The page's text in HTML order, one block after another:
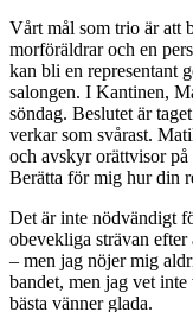
Vårt mål som trio är att
morföräldrar och en
kan bli en representant
salongen. I Kantinen,
söndag. Beslutet är
verkar som svårast.
och avskyr orättvisor
Berätta för mig hur din
Det är inte nödvändigt
obevekliga strävan
– men jag nöjer mig
bandet, men jag vet
bästa vänner glada.